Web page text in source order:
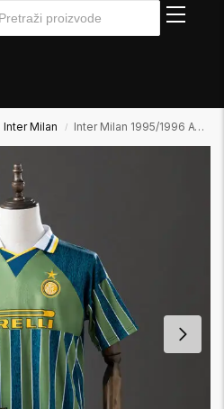
Inter Milan / Inter Milan 1995/1996 Away2 Gostujući